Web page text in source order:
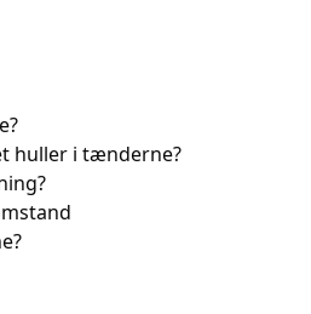
huller i tænderne?